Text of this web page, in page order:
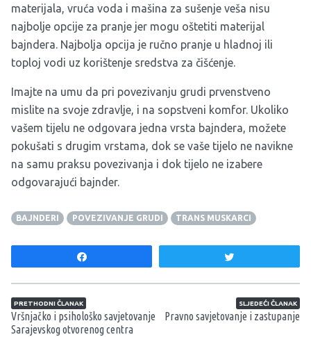
materijala, vruća voda i mašina za sušenje veša nisu
najbolje opcije za pranje jer mogu oštetiti materijal
bajndera. Najbolja opcija je ručno pranje u hladnoj ili
toploj vodi uz korištenje sredstva za čišćenje.
Imajte na umu da pri povezivanju grudi prvenstveno
mislite na svoje zdravlje, i na sopstveni komfor. Ukoliko
vašem tijelu ne odgovara jedna vrsta bajndera, možete
pokušati s drugim vrstama, dok se vaše tijelo ne navikne
na samu praksu povezivanja i dok tijelo ne izabere
odgovarajući bajnder.
BAJNDERI POVEZIVANJE GRUDI TRANS MUSKARCI
Navigacija članaka
PRETHODNI ČLANAK
Vršnjačko i psihološko savjetovanje
Sarajevskog otvorenog centra
SLJEDEĆI ČLANAK
Pravno savjetovanje i zastupanje